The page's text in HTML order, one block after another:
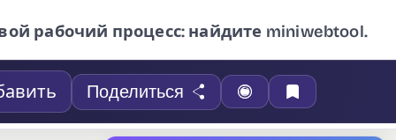
рабочий процесс: найдите miniwebtool.
Поделиться